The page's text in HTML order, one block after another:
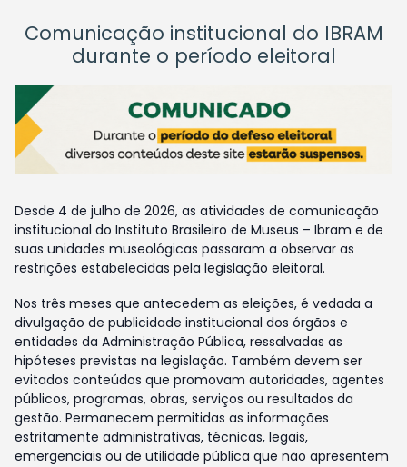
Comunicação institucional do IBRAM
durante o período eleitoral
Desde 4 de julho de 2026, as atividades de comunicação
institucional do Instituto Brasileiro de Museus – Ibram e de
suas unidades museológicas passaram a observar as
restrições estabelecidas pela legislação eleitoral.
Nos três meses que antecedem as eleições, é vedada a
divulgação de publicidade institucional dos órgãos e
entidades da Administração Pública, ressalvadas as
hipóteses previstas na legislação. Também devem ser
evitados conteúdos que promovam autoridades, agentes
públicos, programas, obras, serviços ou resultados da
gestão. Permanecem permitidas as informações
estritamente administrativas, técnicas, legais,
emergenciais ou de utilidade pública que não apresentem